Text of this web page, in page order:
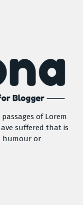
of Lorem
suffered that is
humour or